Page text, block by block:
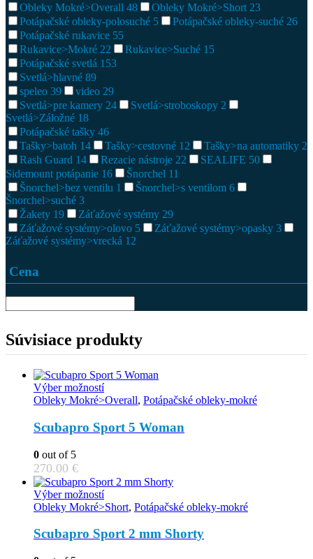
Obleky Mokré>Overall 48 Obleky Mokré>Short 23
Potápačské obleky-polosuché 5 Potápačské obleky-suché 26
Potápačské rukavice 55
Rukavice>Mokré 22 Rukavice>Suché 15
Potápačské svetlá 153
Svetlá>hlavné 89
speleo 39 video 29
Svetlá>pre kamery 24 Svetlá>stroboskopy 2
Svetlá>Záložné 18
Potápačské tašky 46
Tašky>batoh 14 Tašky>cestovné 12 Tašky>na automatiky 2
Rash Guard 14 Rezacie nástroje 22 SEALIFE 50
Sidemount potápanie 16 Šnorchel 11
Šnorchel>bez ventilu 1 Šnorchel>s ventilom 6
Šnorchel>suché 3
Žakety 19 Záťažové systémy 29
Záťažové systémy>olovo 5 Záťažové systémy>opasky 3
Záťažové systémy>vrecká 12
Cena
Súvisiace produkty
Výber možnostíThis
product
multiple
variants.
be
chosen
on
product
Obleky Mokré>Overall, Potápačské obleky-mokré
Scubapro Sport 5 Woman
0 out of 5
270.00 €
Výber možnostíThis
product
multiple
variants.
Obleky Mokré>Short, Potápačské obleky-mokré
Scubapro Sport 2 mm Shorty